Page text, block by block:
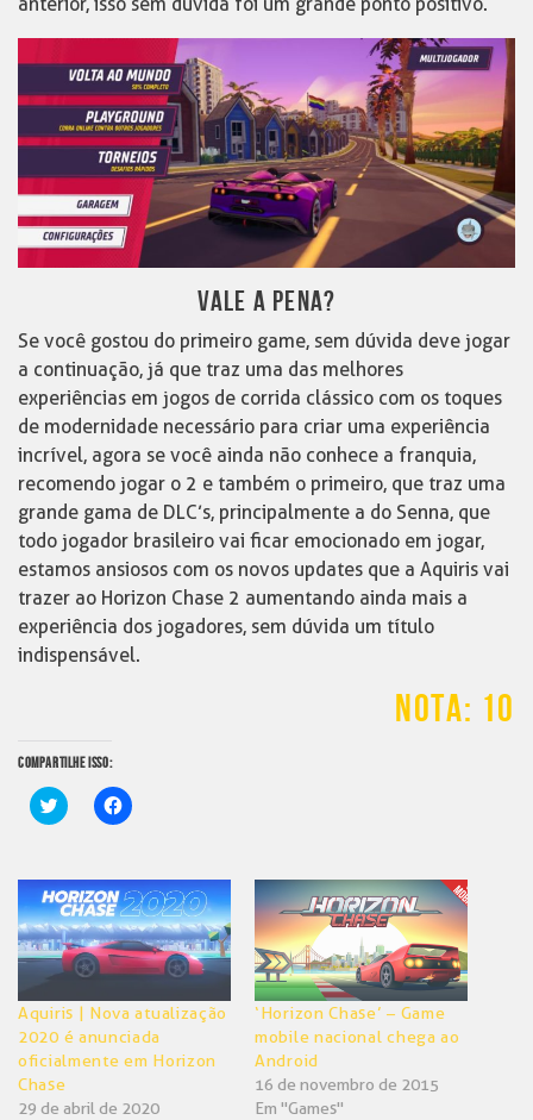
VALE A PENA?
Se você gostou do primeiro game, sem dúvida deve jogar
a continuação, já que traz uma das melhores
experiências em jogos de corrida clássico com os toques
de modernidade necessário para criar uma experiência
incrível, agora se você ainda não conhece a franquia,
recomendo jogar o 2 e também o primeiro, que traz uma
grande gama de DLC’s, principalmente a do Senna, que
todo jogador brasileiro vai ficar emocionado em jogar,
estamos ansiosos com os novos updates que a Aquiris vai
trazer ao Horizon Chase 2 aumentando ainda mais a
experiência dos jogadores, sem dúvida um título
indispensável.
NOTA: 10
COMPARTILHE ISSO:
Clique
para
em
nova
janela)
Clique
para
em
nova
janela)
Aquiris | Nova atualização
2020 é anunciada
oficialmente em Horizon
Chase
29 de abril de 2020
‘Horizon Chase’ – Game
mobile nacional chega ao
Android
16 de novembro de 2015
Em "Games"